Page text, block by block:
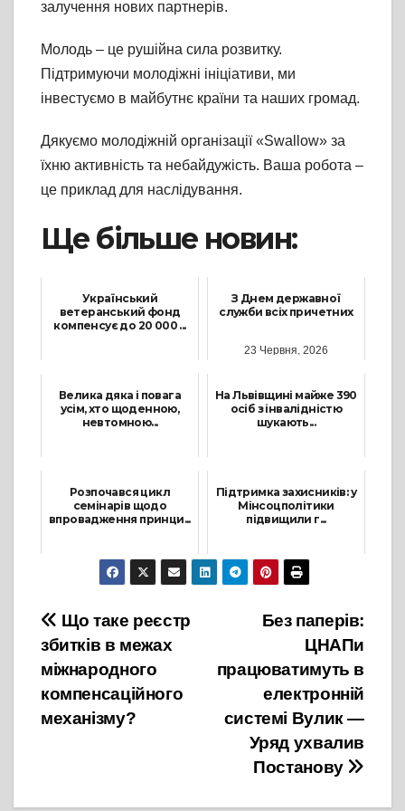
залучення нових партнерів.
Молодь – це рушійна сила розвитку.
Підтримуючи молодіжні ініціативи, ми
інвестуємо в майбутнє країни та наших громад.
Дякуємо молодіжній організації «Swallow» за
їхню активність та небайдужість. Ваша робота –
це приклад для наслідування.
Ще більше новин:
Український
ветеранський фонд
компенсує до 20 000 ...
З Днем державної
служби всіх причетних
23 Червня, 2026
Велика дяка і повага
усім, хто щоденною,
невтомною...
На Львівщині майже 390
осіб з інвалідністю
шукають...
Розпочався цикл
семінарів щодо
впровадження принци...
14 Червня, 2021
Підтримка захисників: у
Мінсоцполітики
підвищили г...
6 Листопада, 2024
Навігація
записів
Без паперів:
ЦНАПи
працюватимуть в
електронній
системі Вулик —
Уряд ухвалив
Постанову
Що таке реєстр
збитків в межах
міжнародного
компенсаційного
механізму?